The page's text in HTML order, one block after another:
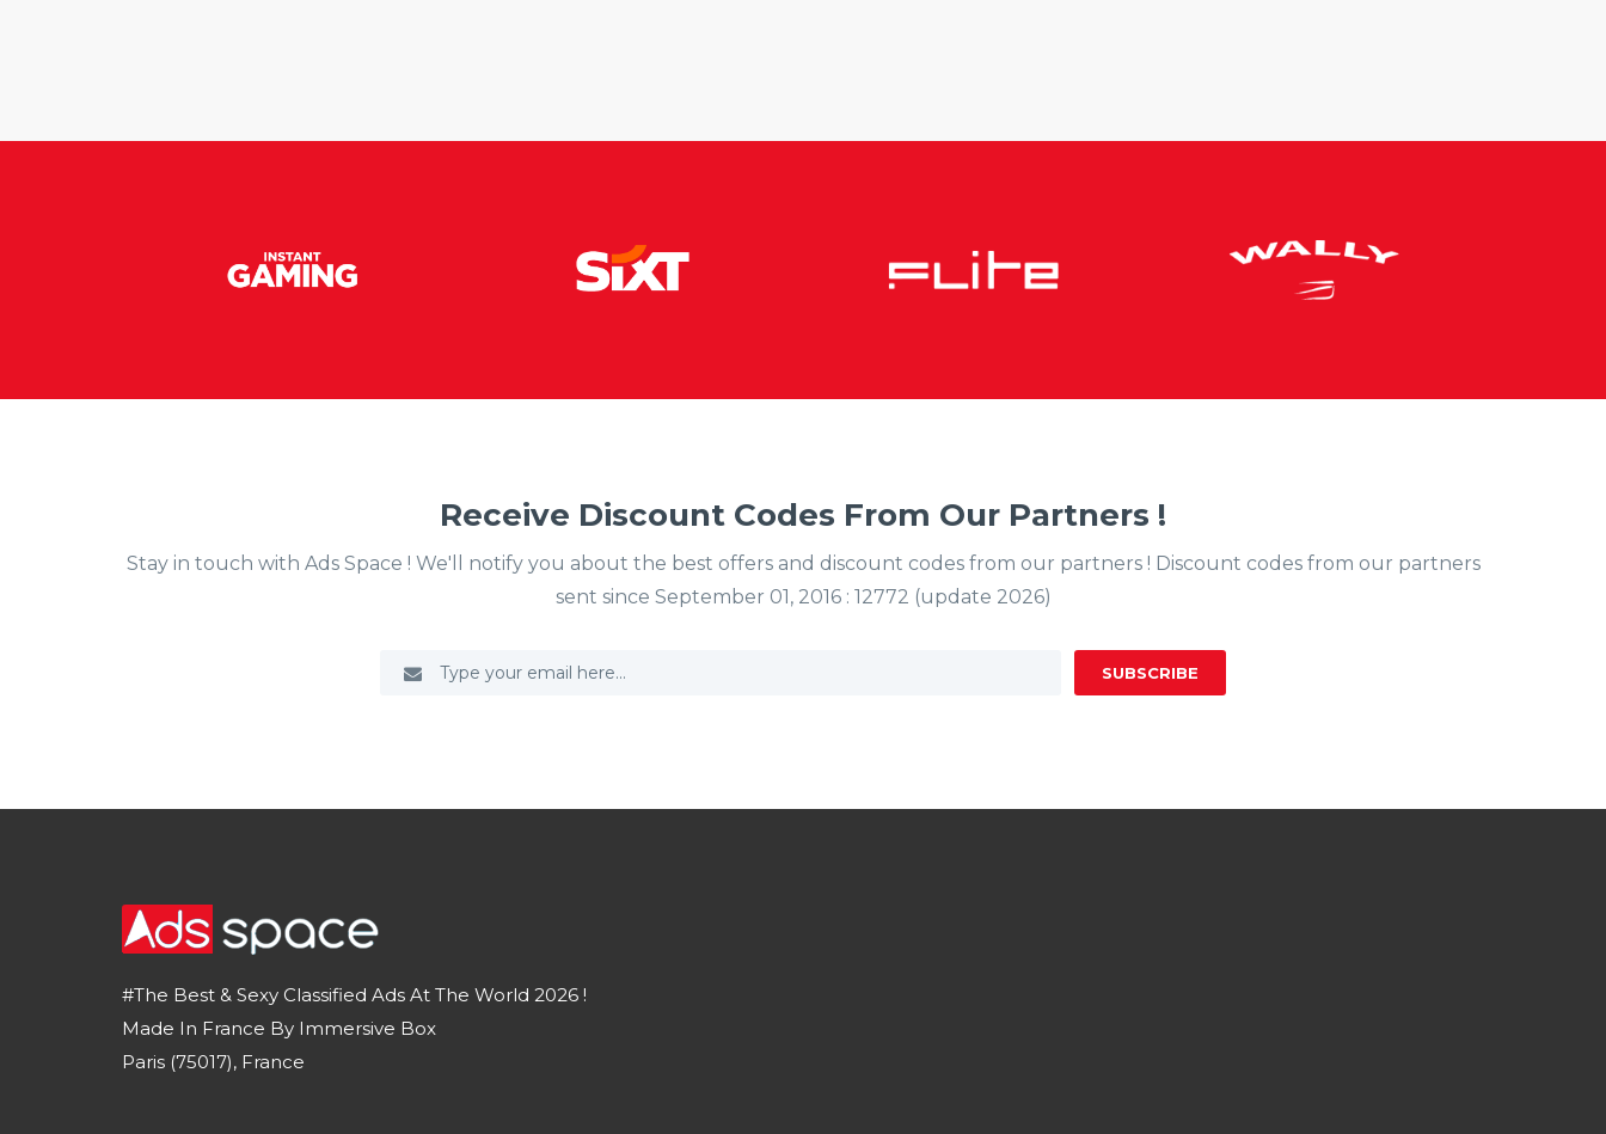
Receive Discount Codes From Our Partners !
Stay in touch with Ads Space ! We'll notify you about the best offers and discount codes from our partners ! Discount codes from our partners
sent since September 01, 2016 : 12772 (update 2026)
SUBSCRIBE
#The Best & Sexy Classified Ads At The World 2026 !
Made In France By Immersive Box
Paris (75017), France